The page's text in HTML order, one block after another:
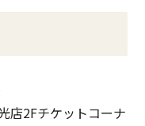
店2Fチケットコーナ